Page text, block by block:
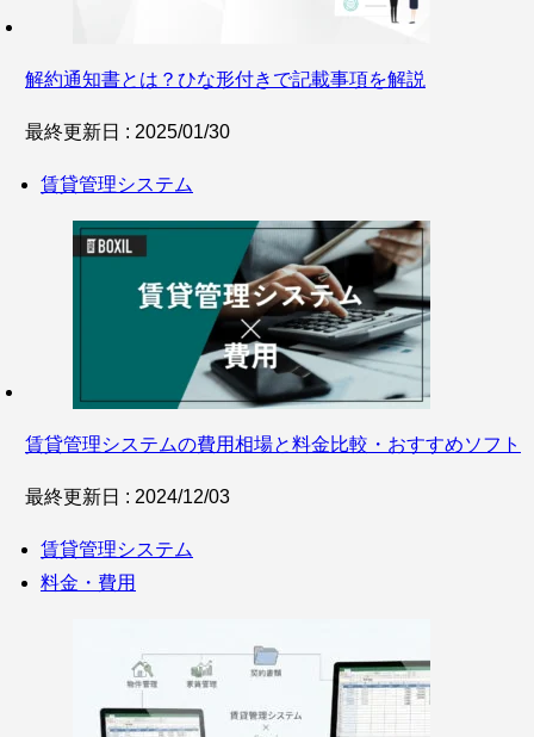
解約通知書とは？ひな形付きで記載事項を解説
最終更新日 : 2025/01/30
賃貸管理システム
賃貸管理システムの費用相場と料金比較・おすすめソフト
最終更新日 : 2024/12/03
賃貸管理システム
料金・費用